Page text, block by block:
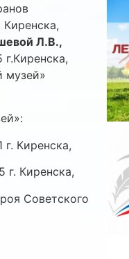
Л.В.,
музей»
Киренска,
Киренска,
Советского